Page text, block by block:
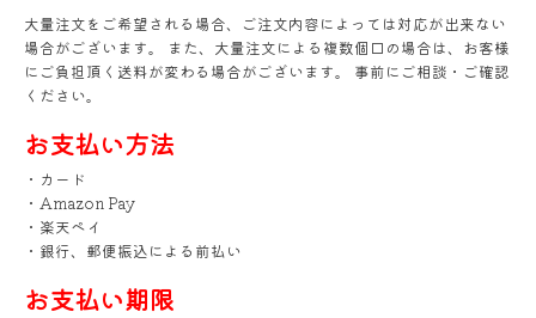
大量注文をご希望される場合、ご注文内容によっては対応が出来ない
場合がございます。 また、大量注文による複数個口の場合は、お客様
にご負担頂く送料が変わる場合がございます。 事前にご相談・ご確認
ください。
お支払い方法
・カード
・Amazon Pay
・楽天ペイ
・銀行、郵便振込による前払い
お支払い期限